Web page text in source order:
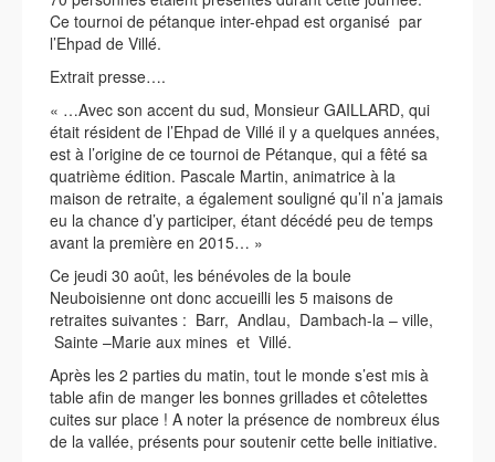
Ce tournoi de pétanque inter-ehpad est organisé par
l’Ehpad de Villé.
Extrait presse….
« …Avec son accent du sud, Monsieur GAILLARD, qui
était résident de l’Ehpad de Villé il y a quelques années,
est à l’origine de ce tournoi de Pétanque, qui a fêté sa
quatrième édition. Pascale Martin, animatrice à la
maison de retraite, a également souligné qu’il n’a jamais
eu la chance d’y participer, étant décédé peu de temps
avant la première en 2015… »
Ce jeudi 30 août, les bénévoles de la boule
Neuboisienne ont donc accueilli les 5 maisons de
retraites suivantes : Barr, Andlau, Dambach-la – ville,
Sainte –Marie aux mines et Villé.
Après les 2 parties du matin, tout le monde s’est mis à
table afin de manger les bonnes grillades et côtelettes
cuites sur place ! A noter la présence de nombreux élus
de la vallée, présents pour soutenir cette belle initiative.